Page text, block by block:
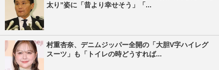
太り”姿に「昔より幸せそう」「...
村重杏奈、デニムジッパー全開の「大胆V字ハイレグ
スーツ」も「トイレの時どうすれば...